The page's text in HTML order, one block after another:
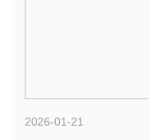
2026-01-21